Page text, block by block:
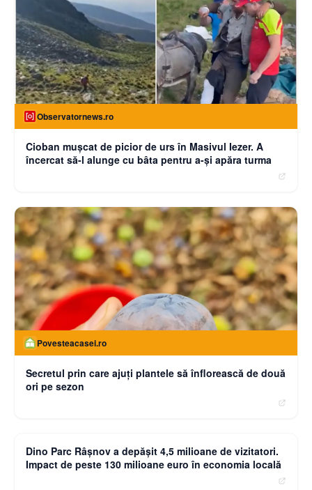
Observatornews.ro
Cioban muşcat de picior de urs în Masivul Iezer. A
încercat să-l alunge cu bâta pentru a-şi apăra turma
Povesteacasei.ro
Secretul prin care ajuți plantele să înflorească de două
ori pe sezon
Dino Parc Râșnov a depășit 4,5 milioane de vizitatori.
Impact de peste 130 milioane euro în economia locală